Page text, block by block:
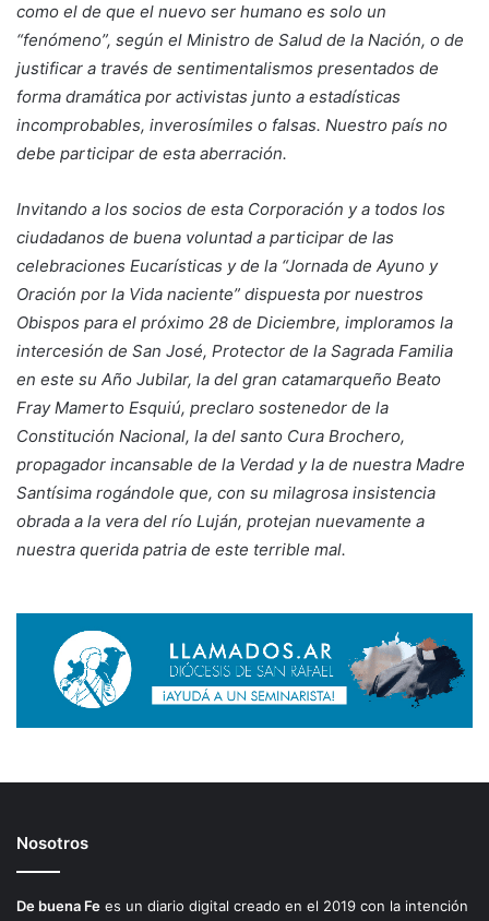
como el de que el nuevo ser humano es solo un
“fenómeno”, según el Ministro de Salud de la Nación, o de
justificar a través de sentimentalismos presentados de
forma dramática por activistas junto a estadísticas
incomprobables, inverosímiles o falsas. Nuestro país no
debe participar de esta aberración.
Invitando a los socios de esta Corporación y a todos los
ciudadanos de buena voluntad a participar de las
celebraciones Eucarísticas y de la “Jornada de Ayuno y
Oración por la Vida naciente” dispuesta por nuestros
Obispos para el próximo 28 de Diciembre, imploramos la
intercesión de San José, Protector de la Sagrada Familia
en este su Año Jubilar, la del gran catamarqueño Beato
Fray Mamerto Esquiú, preclaro sostenedor de la
Constitución Nacional, la del santo Cura Brochero,
propagador incansable de la Verdad y la de nuestra Madre
Santísima rogándole que, con su milagrosa insistencia
obrada a la vera del río Luján, protejan nuevamente a
nuestra querida patria de este terrible mal.
Nosotros
De buena Fe es un diario digital creado en el 2019 con la intención